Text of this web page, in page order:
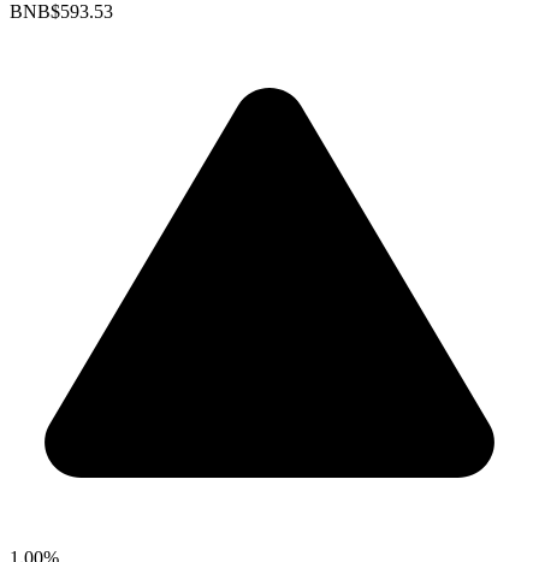
BNB$593.53
1.00%